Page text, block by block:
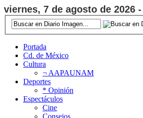
viernes, 7 de agosto de 2026
Portada
Cd. de México
Cultura
¬ AAPAUNAM
Deportes
* Opinión
Espectáculos
Cine
Consejos